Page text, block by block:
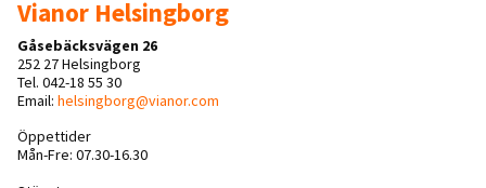
Vianor Helsingborg
Gåsebäcksvägen 26
252 27 Helsingborg
Tel. 042-18 55 30
Email: helsingborg@vianor.com
Öppettider
Mån-Fre: 07.30-16.30